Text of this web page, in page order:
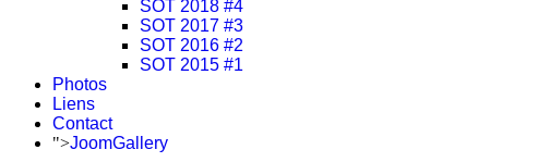
SOT 2018 #4
SOT 2017 #3
SOT 2016 #2
SOT 2015 #1
Photos
Liens
Contact
">JoomGallery